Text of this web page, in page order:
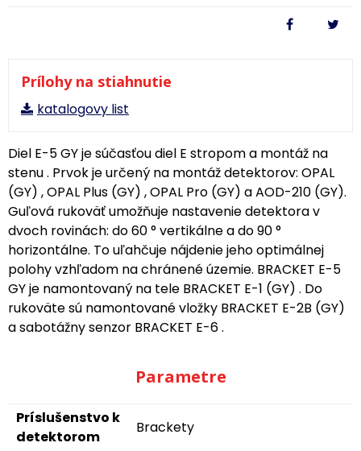
Prílohy na stiahnutie
katalogovy list
Diel E-5 GY je súčasťou diel E stropom a montáž na
stenu . Prvok je určený na montáž detektorov: OPAL
(GY) , OPAL Plus (GY) , OPAL Pro (GY) a AOD-210 (GY).
Guľová rukoväť umožňuje nastavenie detektora v
dvoch rovinách: do 60 ° vertikálne a do 90 °
horizontálne. To uľahčuje nájdenie jeho optimálnej
polohy vzhľadom na chránené územie. BRACKET E-5
GY je namontovaný na tele BRACKET E-1 (GY) . Do
rukoväte sú namontované vložky BRACKET E-2B (GY)
a sabotážny senzor BRACKET E-6 .
Parametre
Príslušenstvo k
detektorom
Brackety